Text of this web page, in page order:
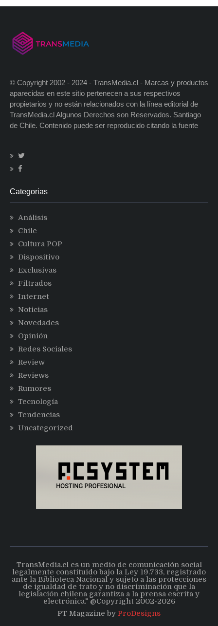
© Copyright 2002 - 2024 - TransMedia.cl - Marcas y productos
aparecidas en este sitio pertenecen a sus respectivos
propietarios y no están relacionados con la línea editorial de
TransMedia.cl Algunos Derechos son Reservados. Santiago
de Chile. Contenido puede ser reproducido citando la fuente
Categorias
Análisis
Chile
Cultura POP
Dispositivo
Exclusivas
Filtrados
Internet
Noticias
Novedades
Opinión
Redes Sociales
Review
Reviews
Rumores
Tecnología
Tendencias
Uncategorized
TransMedia.cl es un medio de comunicación social
legalmente constituido bajo la Ley 19.733, registrado
ante la Biblioteca Nacional y sujeto a las protecciones
de igualdad de trato y no discriminación que la
legislación chilena garantiza a la prensa escrita y
electrónica." @Copyright 2002-2026
PT Magazine by ProDesigns